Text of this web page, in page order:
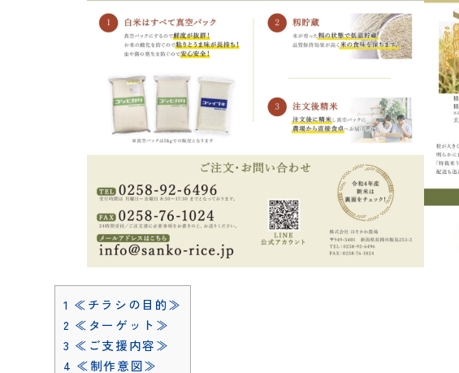
1 ≪チラシの目的≫
2 ≪ターゲット≫
3 ≪ご支援内容≫
4 ≪制作意図≫